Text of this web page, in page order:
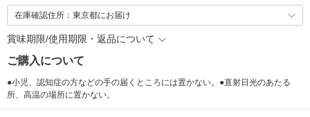
在庫確認住所：東京都にお届け
賞味期限/使用期限・返品について
ご購入について
●小児、認知症の方などの手の届くところには置かない。●直射日光のあたる
所、高温の場所に置かない。